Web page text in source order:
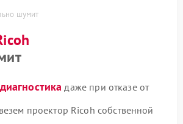
шумит
даже при отказе от
проектор Ricoh собственной